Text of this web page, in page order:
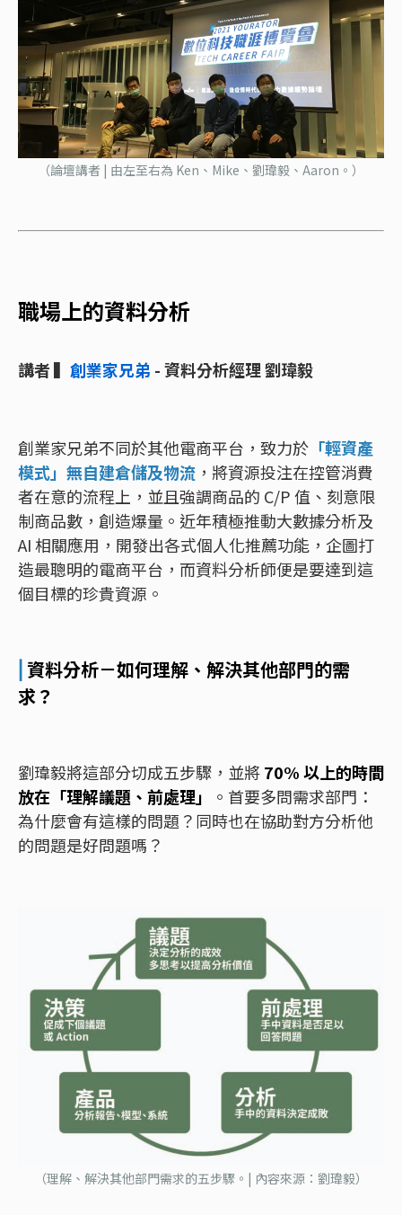
（論壇講者 | 由左至右為 Ken、Mike、劉瑋毅、Aaron。）
職場上的資料分析
講者 ▍ 創業家兄弟 - 資料分析經理 劉瑋毅
創業家兄弟不同於其他電商平台，致力於 「輕資產
模式」無自建倉儲及物流 ，將資源投注在控管消費
者在意的流程上，並且強調商品的 C/P 值、刻意限
制商品數，創造爆量。近年積極推動大數據分析及
AI 相關應用，開發出各式個人化推薦功能，企圖打
造最聰明的電商平台，而資料分析師便是要達到這
個目標的珍貴資源。
⎜ 資料分析－如何理解、解決其他部門的需
求？
劉瑋毅將這部分切成五步驟，並將70% 以上的時間
放在「理解議題、前處理」
。首要多問需求部門：
為什麼會有這樣的問題？同時也在協助對方分析他
的問題是好問題嗎？
（理解、解決其他部門需求的五步驟。| 內容來源：劉瑋毅）